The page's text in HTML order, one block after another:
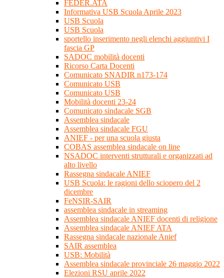
FEDER.ATA
Informativa USB Scuola Aprile 2023
USB Scuola
USB Scuola
sportello inserimento negli elenchi aggiuntivi I
fascia GP
SADOC mobilità docenti
Ricorso Carta Docenti
Comunicato SNADIR n173-174
Comunicato USB
Comunicato USB
Mobilità docenti 23-24
Comunicato sindacale SGB
Assemblea sindacale
Assemblea sindacale FGU
ANIEF - per una scuola giusta
COBAS assemblea sindacale on line
NSADOC interventi strutturali e organizzati ad
alto livello
Rassegna sindacale ANIEF
USB Scuola: le ragioni dello sciopero del 2
dicembre
FeNSIR-SAIR
assemblea sindacale in streaming
Assemblea sindacale ANIEF docenti di religione
Assemblea sindacale ANIEF ATA
Rassegna sindacale nazionale Anief
SAIR assemblea
USB: Mobilità
Assemblea sindacale provinciale 26 maggio 2022
Elezioni RSU aprile 2022